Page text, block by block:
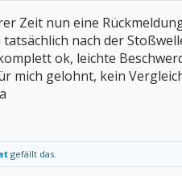
Zeit nun eine
nach der
ok, leichte
mich gelohnt, kein
gefällt das.